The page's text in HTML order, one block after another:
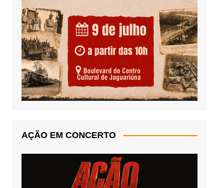
AÇÃO EM CONCERTO